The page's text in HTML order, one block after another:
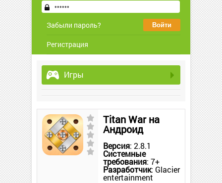
Забыли пароль?
Регистрация
Игры
Titan War на
Андроид
Версия: 2.8.1
Системные
требования: 7+
Разработчик: Glacier
entertainment